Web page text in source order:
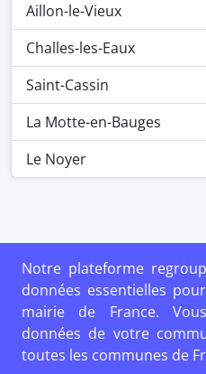
Aillon-le-Vieux
Challes-les-Eaux
Saint-Cassin
La Motte-en-Bauges
Le Noyer
Notre plateforme
données essentielles
mairie de France.
données de votre
toutes les communes de